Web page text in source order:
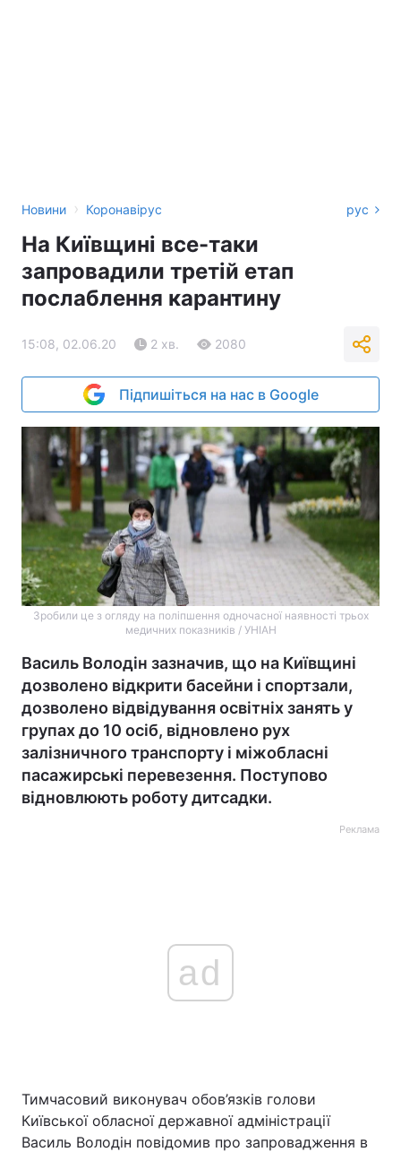
Новини › Коронавірус рус
На Київщині все-таки
запровадили третій етап
послаблення карантину
15:08, 02.06.20 2 хв. 2080
Підпишіться на нас в Google
Зробили це з огляду на поліпшення одночасної наявності трьох
медичних показників / УНІАН
Василь Володін зазначив, що на Київщині
дозволено відкрити басейни і спортзали,
дозволено відвідування освітніх занять у
групах до 10 осіб, відновлено рух
залізничного транспорту і міжобласні
пасажирські перевезення. Поступово
відновлюють роботу дитсадки.
Реклама
ad
Тимчасовий виконувач обов’язків голови
Київської обласної державної адміністрації
Василь Володін повідомив про запровадження в